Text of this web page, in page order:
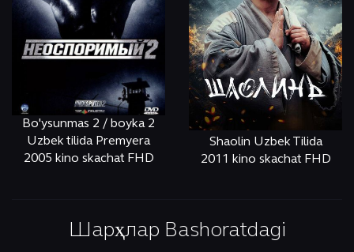
Bo'ysunmas 2 / boyka 2
Uzbek tilida Premyera
2005 kino skachat FHD
Shaolin Uzbek Tilida
2011 kino skachat FHD
Шарҳлар Bashoratdagi